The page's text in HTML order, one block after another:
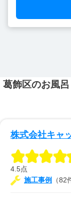
葛飾区のお風
株式会社キャ
4.5点
施工事例
（82